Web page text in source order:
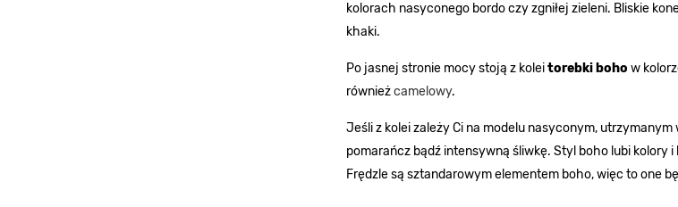
kolorach nasyconego bordo czy zgniłej zieleni. Bliskie
khaki.
Po jasnej stronie mocy stoją z koleitorebki boho w
równieżcamelowy.
Jeśli z kolei zależy Ci na modelu nasyconym,
pomarańcz bądź intensywną śliwkę. Styl boho lubi kolory
Frędzle są sztandarowym elementem boho, więc to one